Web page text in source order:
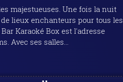
majestueuses. Une fois la nuit
lieux enchanteurs pour tous les
Avec ses salles...